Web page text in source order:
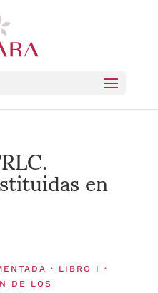
en
· LIBRO I ·
DE LOS